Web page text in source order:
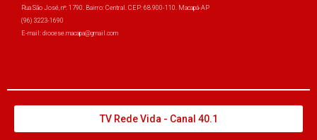
Rua São José, nº: 1790. Bairro: Central. CEP: 68.900-110. Macapá-AP
(96) 3223-1690
E-mail: diocese.macapa@gmail.com
TV Rede Vida - Canal 40.1